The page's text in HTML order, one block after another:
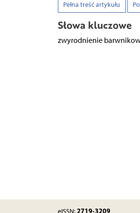
Pełna treść artykułu
Słowa kluczowe
zwyrodnienie
eISSN:2719-3209